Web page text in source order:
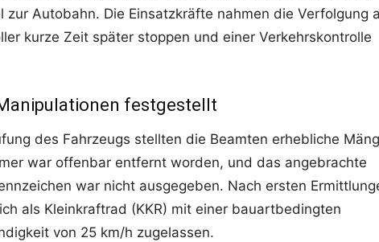
zur Autobahn. Die Einsatzkräfte nahmen die Verfolgung
kurze Zeit später stoppen und einer Verkehrskontrolle
festgestellt
des Fahrzeugs stellten die Beamten erhebliche
war offenbar entfernt worden, und das angebrachte
war nicht ausgegeben. Nach ersten
als Kleinkraftrad (KKR) mit einer bauartbedingten
von 25 km/h zugelassen.